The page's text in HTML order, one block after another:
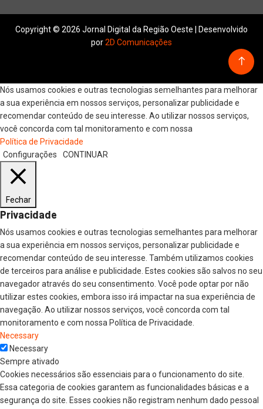
Copyright © 2026 Jornal Digital da Região Oeste | Desenvolvido
por2D Comunicações
Nós usamos cookies e outras tecnologias semelhantes para melhorar
a sua experiência em nossos serviços, personalizar publicidade e
recomendar conteúdo de seu interesse. Ao utilizar nossos serviços,
você concorda com tal monitoramento e com nossa
Política de Privacidade
Configurações
CONTINUAR
Fechar
Privacidade
Nós usamos cookies e outras tecnologias semelhantes para melhorar
a sua experiência em nossos serviços, personalizar publicidade e
recomendar conteúdo de seu interesse. Também utilizamos cookies
de terceiros para análise e publicidade. Estes cookies são salvos no seu
navegador através do seu consentimento. Você pode optar por não
utilizar estes cookies, embora isso irá impactar na sua experiência de
navegação. Ao utilizar nossos serviços, você concorda com tal
monitoramento e com nossa Política de Privacidade.
Necessary
Necessary
Sempre ativado
Cookies necessários são essenciais para o funcionamento do site.
Essa categoria de cookies garantem as funcionalidades básicas e a
segurança do site. Esses cookies não registram nenhum dado pessoal